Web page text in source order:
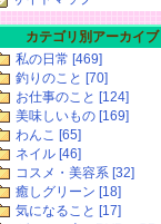
カテゴリ別アーカイブ
私の日常 [469]
釣りのこと [70]
お仕事のこと [124]
美味しいもの [169]
わんこ [65]
ネイル [46]
コスメ・美容系 [32]
癒しグリーン [18]
気になること [17]